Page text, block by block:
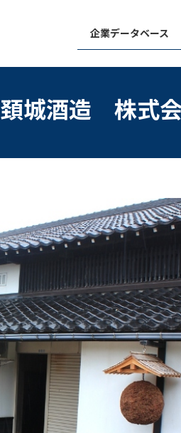
企業データベース
頚城酒造 株式